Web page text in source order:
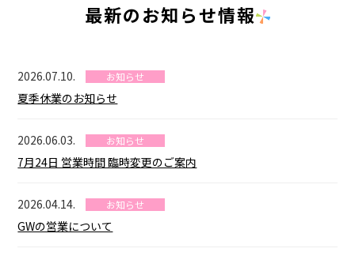
最新のお知らせ情報
2026.07.10. お知らせ
夏季休業のお知らせ
2026.06.03. お知らせ
7月24日 営業時間 臨時変更のご案内
2026.04.14. お知らせ
GWの営業について